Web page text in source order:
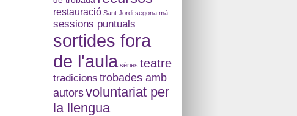
restauració Sant Jordi segona mà
sessions puntuals
sortides fora
de l'aula sèries teatre
tradicions trobades amb
autorsvoluntariat per
la llengua